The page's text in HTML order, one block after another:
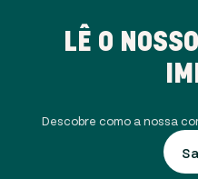
LÊ O
Descobre como a nossa